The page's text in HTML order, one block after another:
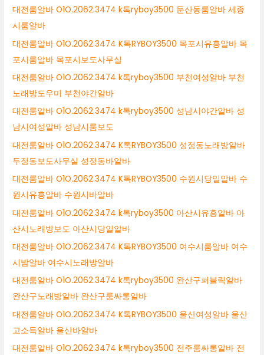
대전룸알바 O1O.2062.3474 k톡ryboy3500 둔산동룸알바 세종
시룸알바
대전룸알바 O1O.2062.3474 K톡RYBOY3500 목포시유흥알바 목
포시룸알바 목포시보도사무실
대전룸알바 O1O.2062.3474 k톡ryboy3500 부천여성알바 부천
노래방도우미 부천야간알바
대전룸알바 O1O.2062.3474 k톡ryboy3500 성남시야간알바 성
남시여성알바 성남시룸보도
대전룸알바 O1O.2062.3474 K톡RYBOY3500 성정동노래방알바
두정동보도사무실 성정동바알바
대전룸알바 O1O.2062.3474 K톡RYBOY3500 수원시당일알바 수
원시유흥알바 수원시바알바
대전룸알바 O1O.2062.3474 k톡ryboy3500 아산시유흥알바 아
산시노래방보도 아산시당일알바
대전룸알바 O1O.2062.3474 K톡RYBOY3500 여수시룸알바 여수
시밤알바 여수시노래방알바
대전룸알바 O1O.2062.3474 k톡ryboy3500 완산구퍼블릭알바
완산구노래방알바 완산구룸싸롱알바
대전룸알바 O1O.2062.3474 K톡RYBOY3500 울산여성알바 울산
고소득알바 울산바알바
대전룸알바 O1O.2062.3474 k톡ryboy3500 전주룸싸롱알바 전